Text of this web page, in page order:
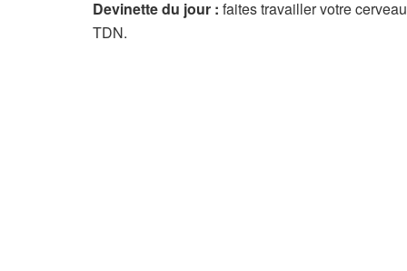
Devinette du jour : faites travailler votre
TDN.